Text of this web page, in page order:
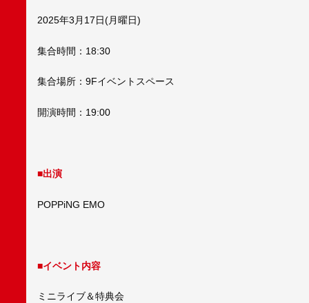
2025年3月17日(月曜日)
集合時間：18:30
集合場所：9Fイベントスペース
開演時間：19:00
■出演
POPPiNG EMO
■イベント内容
ミニライブ＆特典会